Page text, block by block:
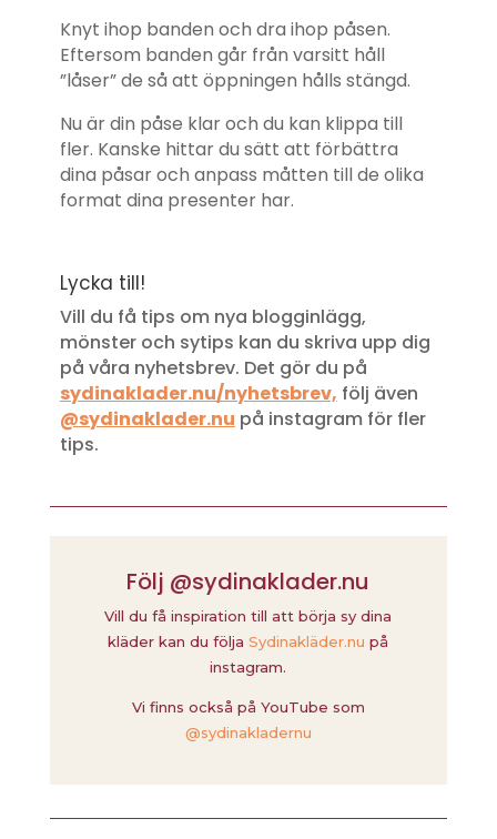
Knyt ihop banden och dra ihop påsen.
Eftersom banden går från varsitt håll
”låser” de så att öppningen hålls stängd.
Nu är din påse klar och du kan klippa till
fler. Kanske hittar du sätt att förbättra
dina påsar och anpass måtten till de olika
format dina presenter har.
Lycka till!
Vill du få tips om nya blogginlägg,
mönster och sytips kan du skriva upp dig
på våra nyhetsbrev. Det gör du på
sydinaklader.nu/nyhetsbrev, följ även
@sydinaklader.nu på instagram för fler
tips.
Följ @sydinaklader.nu
Vill du få inspiration till att börja sy dina
kläder kan du följaSydinakläder.nu på
instagram.
Vi finns också på YouTube som
@sydinakladernu